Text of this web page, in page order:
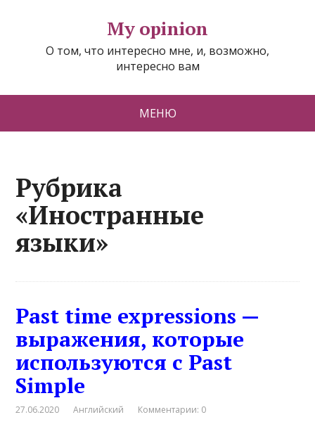
My opinion
О том, что интересно мне, и, возможно,
интересно вам
МЕНЮ
Рубрика
«Иностранные
языки»
Past time expressions —
выражения, которые
используются с Past
Simple
27.06.2020 Английский Комментарии: 0